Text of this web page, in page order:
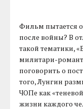
Фильм пытается
после войны? В
такой тематики,
милитари-
поговорить о
того, Лунгин
ЧОПе как
жизни каждого